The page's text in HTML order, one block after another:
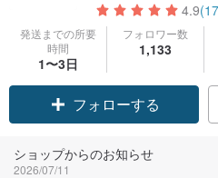
4.9
発送までの所要
時間
1〜3日
フォロワー数
1,133
クーポン取得
ショップからのお知らせ
2026/07/11